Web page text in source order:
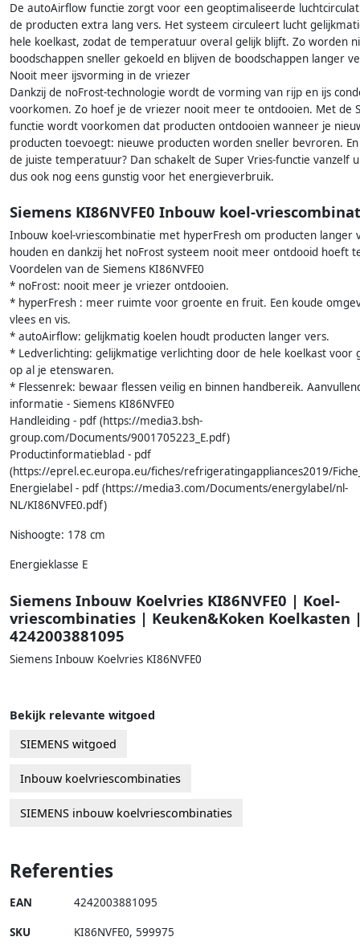
De autoAirflow functie zorgt voor een geoptimaliseerde
de producten extra lang vers. Het systeem circuleert lucht
hele koelkast, zodat de temperatuur overal gelijk blijft. Zo worden
boodschappen sneller gekoeld en blijven de boodschappen langer
Nooit meer ijsvorming in de vriezer
Dankzij de noFrost-technologie wordt de vorming van rijp en ijs
voorkomen. Zo hoef je de vriezer nooit meer te ontdooien. Met de
functie wordt voorkomen dat producten ontdooien wanneer je
producten toevoegt: nieuwe producten worden sneller bevroren. En
de juiste temperatuur? Dan schakelt de Super Vries-functie vanzelf
dus ook nog eens gunstig voor het energieverbruik.
Siemens KI86NVFE0 Inbouw koel-
Inbouw koel-vriescombinatie met hyperFresh om producten langer
houden en dankzij het noFrost systeem nooit meer ontdooid hoeft
Voordelen van de Siemens KI86NVFE0
* noFrost: nooit meer je vriezer ontdooien.
* hyperFresh : meer ruimte voor groente en fruit. Een koude
vlees en vis.
* autoAirflow: gelijkmatig koelen houdt producten langer vers.
* Ledverlichting: gelijkmatige verlichting door de hele koelkast voor
op al je etenswaren.
* Flessenrek: bewaar flessen veilig en binnen handbereik.
informatie - Siemens KI86NVFE0
Handleiding - pdf (https://media3.bsh-
group.com/Documents/9001705223_E.pdf)
Productinformatieblad - pdf
(https://eprel.ec.europa.eu/fiches/refrigeratingappliances2019/
Energielabel - pdf (https://media3.com/Documents/energylabel/nl-
NL/KI86NVFE0.pdf)
Nishoogte: 178 cm
Energieklasse E
Siemens Inbouw Koelvries KI86NVFE0 | Koel-
vriescombinaties | Keuken&Koken Koelkasten
4242003881095
Siemens Inbouw Koelvries KI86NVFE0
Bekijk relevante witgoed
SIEMENS witgoed
Inbouw koelvriescombinaties
SIEMENS inbouw koelvriescombinaties
Referenties
EAN 4242003881095
SKU KI86NVFE0, 599975